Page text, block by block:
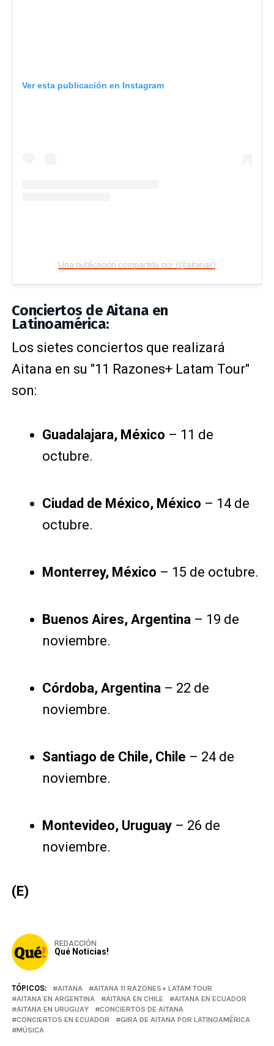
Ver esta publicación en Instagram
Una publicación compartida por (@aitanax)
Conciertos de Aitana en
Latinoamérica:
Los sietes conciertos que realizará
Aitana en su "11 Razones+ Latam Tour"
son:
Guadalajara, México – 11 de
octubre.
Ciudad de México, México – 14 de
octubre.
Monterrey, México – 15 de octubre.
Buenos Aires, Argentina – 19 de
noviembre.
Córdoba, Argentina – 22 de
noviembre.
Santiago de Chile, Chile – 24 de
noviembre.
Montevideo, Uruguay – 26 de
noviembre.
(E)
REDACCIÓN
Qué Noticias!
TÓPICOS: AITANA
AITANA 11 RAZONES+ LATAM TOUR
AITANA EN ARGENTINA
AITANA EN CHILE
AITANA EN ECUADOR
AITANA EN URUGUAY
CONCIERTOS DE AITANA
CONCIERTOS EN ECUADOR
GIRA DE AITANA POR LATINOAMÉRICA
MÚSICA